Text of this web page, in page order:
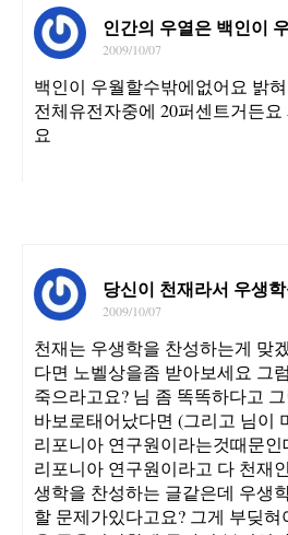
인간의 우열은 백인이
2009/10/07
백인이 우월할수밖에없어요 밝
전체유전자중에 20퍼센트거든
요
당신이 천재라서 우생
2009/10/07
천재는 우생학을 찬성하는게 맞
다면 노벨상을좀 받아보세요 그
죽으라고요? 님 좀 똑똑하다고
바보로태어났다면 (그리고 님이
리포니아 연구원이라는것때문
리포니아 연구원이라고 다 천재
생학을 찬성하는 글같은데 우생
할 문제가있다고요? 그게 부딪